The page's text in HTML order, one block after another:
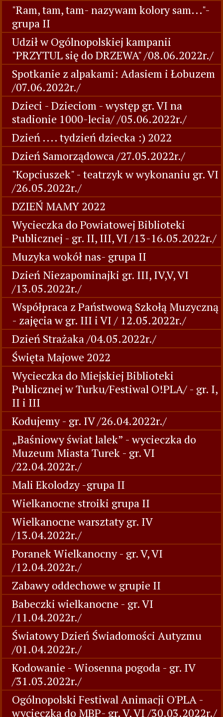
"Ram, tam, tam- nazywam kolory sam..."-
grupa II
Udził w Ogólnopolskiej kampanii
"PRZYTUL się do DRZEWA" /08.06.2022r./
Spotkanie z alpakami: Adasiem i Łobuzem
/07.06.2022r./
Dzieci - Dzieciom - występ gr. VI na
stadionie 1000-lecia/ /05.06.2022r./
Dzień .... tydzień dziecka :) 2022
Dzień Samorządowca /27.05.2022r./
"Kopciuszek" - teatrzyk w wykonaniu gr. VI
/26.05.2022r./
DZIEŃ MAMY 2022
Wycieczka do Powiatowej Biblioteki
Publicznej - gr. II, III, VI /13-16.05.2022r./
Muzyka wokół nas- grupa II
Dzień Niezapominajki gr. III, IV,V, VI
/13.05.2022r./
Współpraca z Państwową Szkołą Muzyczną
- zajęcia w gr. III i VI / 12.05.2022r./
Dzień Strażaka /04.05.2022r./
Święta Majowe 2022
Wycieczka do Miejskiej Biblioteki
Publicznej w Turku/Festiwal O!PLA/ - gr. I,
II i III
Kodujemy - gr. IV /26.04.2022r./
„Baśniowy świat lalek” - wycieczka do
Muzeum Miasta Turek - gr. VI
/22.04.2022r./
Mali Ekolodzy -grupa II
Wielkanocne stroiki grupa II
Wielkanocne warsztaty gr. IV
/13.04.2022r./
Poranek Wielkanocny - gr. V, VI
/12.04.2022r./
Zabawy oddechowe w grupie II
Babeczki wielkanocne - gr. VI
/11.04.2022r./
Światowy Dzień Świadomości Autyzmu
/01.04.2022r./
Kodowanie - Wiosenna pogoda - gr. IV
/31.03.2022r./
Ogólnopolski Festiwal Animacji O'PLA -
wycieczka do MBP- gr. V, VI /30.03.2022r./